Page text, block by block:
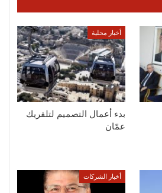
أخبار محلية
بدء أعمال التصميم لتلفريك
عمّان
أخبار الشركات